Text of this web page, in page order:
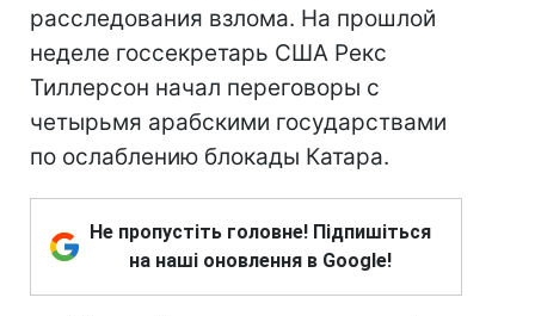
расследования взлома. На прошлой
неделе госсекретарь США Рекс
Тиллерсон начал переговоры с
четырьмя арабскими государствами
по ослаблению блокады Катара.
Не пропустіть головне! Підпишіться
на наші оновлення в Google!